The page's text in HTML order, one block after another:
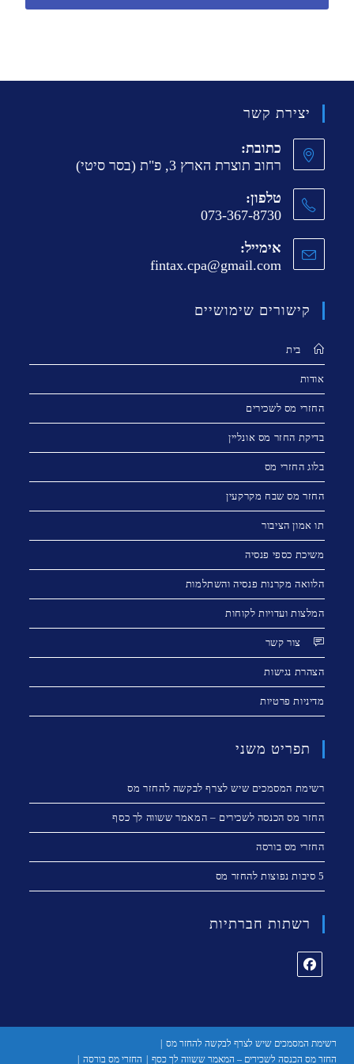
יצירת קשר
כתובת:
רחוב תוצרת הארץ 3, פ"ת (בסר סיטי)
טלפון:
073-367-8730
אימייל:
fintax.cpa@gmail.com
קישורים שימושיים
בית
אודות
החזרי מס לשכירים
בדיקת החזר מס אונליין
בלוג החזרי מס
החזר מס שבח מקרקעין
תו אמון הציבור
משיכת כספי פנסיה
הלוואה מקרנות פנסיה והשתלמות
המלצות ועדויות לקוחות
צור קשר
הצהרת נגישות
מדיניות פרטיות
תפריט משני
רשימת המסמכים שיש לצרף לבקשה להחזר מס
החזר מס הכנסה לשכירים – המאמר ששווה לך כסף
החזרי מס בורסה
5 סיבות נפוצות להחזר מס
רשתות חברתיות
רשימת המסמכים שיש לצרף לבקשה להחזר מס
החזר מס הכנסה לשכירים – המאמר ששווה לך כסף
החזרי מס בורסה